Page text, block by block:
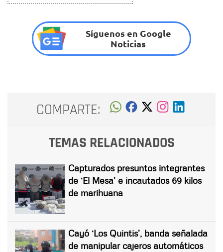
Síguenos en Google
Noticias
COMPARTE:
TEMAS RELACIONADOS
Capturados presuntos integrantes
de ‘El Mesa’ e incautados 69 kilos
de marihuana
Cayó ‘Los Quintis’, banda señalada
de manipular cajeros automáticos